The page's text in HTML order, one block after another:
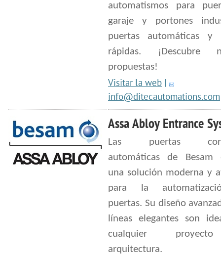
automatismos para
garaje y portones
puertas automáticas y
rápidas. ¡Descubre
propuestas!
Visitar la web |
info@ditecautomations.com
Assa Abloy Entrance
Las puertas
automáticas de Besam
una solución moderna y
para la
puertas. Su diseño
líneas elegantes son
cualquier
arquitectura.